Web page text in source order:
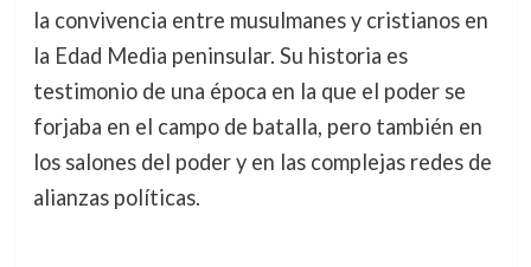
la convivencia entre musulmanes y cristianos en
la Edad Media peninsular. Su historia es
testimonio de una época en la que el poder se
forjaba en el campo de batalla, pero también en
los salones del poder y en las complejas redes de
alianzas políticas.